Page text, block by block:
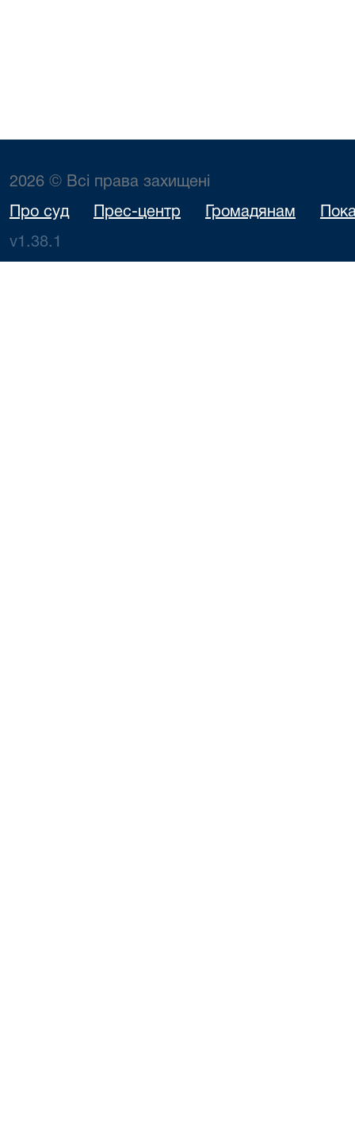
2026 © Всі права захищені
Про суд Прес-центр Громадянам
v1.38.1